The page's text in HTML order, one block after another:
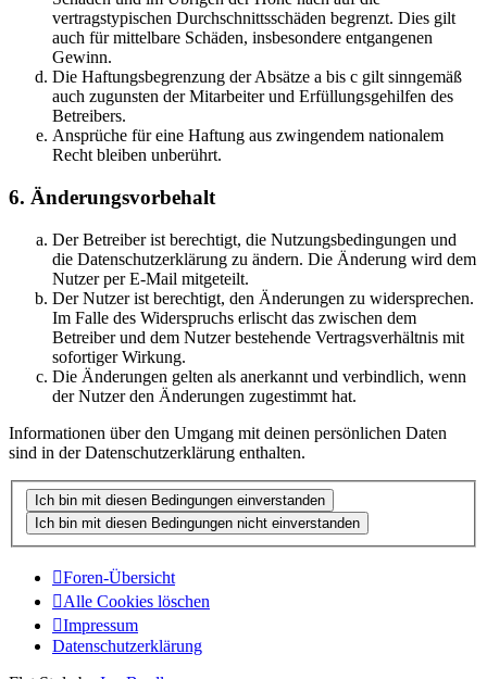
vertragstypischen Durchschnittsschäden begrenzt. Dies gilt
auch für mittelbare Schäden, insbesondere entgangenen
Gewinn.
Die Haftungsbegrenzung der Absätze a bis c gilt sinngemäß
auch zugunsten der Mitarbeiter und Erfüllungsgehilfen des
Betreibers.
Ansprüche für eine Haftung aus zwingendem nationalem
Recht bleiben unberührt.
6. Änderungsvorbehalt
Der Betreiber ist berechtigt, die Nutzungsbedingungen und
die Datenschutzerklärung zu ändern. Die Änderung wird dem
Nutzer per E-Mail mitgeteilt.
Der Nutzer ist berechtigt, den Änderungen zu widersprechen.
Im Falle des Widerspruchs erlischt das zwischen dem
Betreiber und dem Nutzer bestehende Vertragsverhältnis mit
sofortiger Wirkung.
Die Änderungen gelten als anerkannt und verbindlich, wenn
der Nutzer den Änderungen zugestimmt hat.
Informationen über den Umgang mit deinen persönlichen Daten
sind in der Datenschutzerklärung enthalten.
Foren-Übersicht
Alle Cookies löschen
Impressum
Datenschutzerklärung